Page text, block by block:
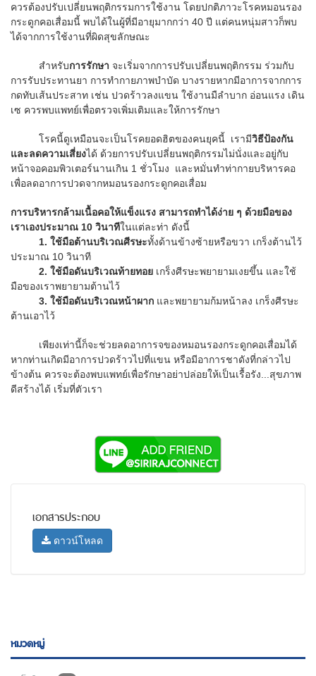
ควรต้องปรับเปลี่ยนพฤติกรรมการใช้งาน โดยปกติภาวะโรคหมอนรอง
กระดูกคอเสื่อมนี้ พบได้ในผู้ที่มีอายุมากกว่า 40 ปี แต่คนหนุ่มสาวก็พบ
ได้จากการใช้งานที่ผิดสุขลักษณะ
สำหรับการรักษา จะเริ่มจากการปรับเปลี่ยนพฤติกรรม ร่วมกับ
การรับประทานยา การทำกายภาพบำบัด บางรายหากมีอาการจากการ
กดทับเส้นประสาท เช่น ปวดร้าวลงแขน ใช้งานมืลำบาก อ่อนแรง เดิน
เซ ควรพบแพทย์เพื่อตรวจเพิ่มเติมและให้การรักษา
โรคนี้ดูเหมือนจะเป็นโรคยอดฮิตของคนยุคนี้ เรามีวิธีป้องกัน
และลดความเสี่ยงได้ ด้วยการปรับเปลี่ยนพฤติกรรมไม่นั่งและอยู่กับ
หน้าจอคอมพิวเตอร์นานเกิน 1 ชั่วโมง และหมั่นทำท่ากายบริหารคอ
เพื่อลดอาการปวดจากหมอนรองกระดูกคอเสื่อม
การบริหารกล้ามเนื้อคอให้แข็งแรง สามารถทำได้ง่าย ๆ ด้วยมือของ
เราเองประมาณ 10 วินาทีในแต่ละท่า ดังนี้
1. ใช้มือต้านบริเวณศีรษะทั้งด้านข้างซ้ายหรือขวา เกร็งต้านไว้
ประมาณ 10 วินาที
2. ใช้มือดันบริเวณท้ายทอย เกร็งศีรษะพยายามเงยขึ้น และใช้
มือของเราพยายามต้านไว้
3. ใช้มือดันบริเวณหน้าผาก และพยายามก้มหน้าลง เกร็งศีรษะ
ต้านเอาไว้
เพียงเท่านี้ก็จะช่วยลดอาการจของหมอนรองกระดูกคอเสื่อมได้
หากท่านเกิดมีอาการปวดร้าวไปที่แขน หรือมีอาการชาดังที่กล่าวไป
ข้างต้น ควรจะต้องพบแพทย์เพื่อรักษาอย่าปล่อยให้เป็นเรื้อรัง...สุขภาพ
ดีสร้างได้ เริ่มที่ตัวเรา
เอกสารประกอบ
ดาวน์โหลด
หมวดหมู่